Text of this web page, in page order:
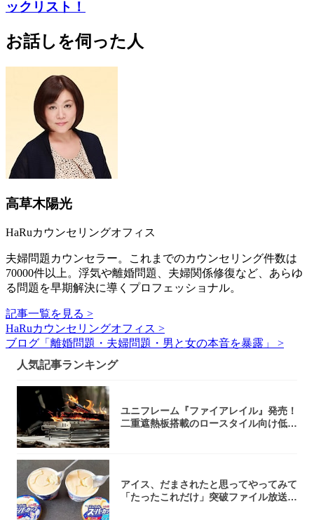
ックリスト！
お話しを伺った人
高草木陽光
HaRuカウンセリングオフィス
夫婦問題カウンセラー。これまでのカウンセリング件数は
70000件以上。浮気や離婚問題、夫婦関係修復など、あらゆ
る問題を早期解決に導くプロフェッショナル。
記事一覧を見る >
HaRuカウンセリングオフィス >
ブログ「離婚問題・夫婦問題・男と女の本音を暴露」 >
人気記事ランキング
ユニフレーム『ファイアレイル』発売！
二重遮熱板搭載のロースタイル向け低型
アイス、だまされたと思ってやってみて
「たったこれだけ」突破ファイル放送で